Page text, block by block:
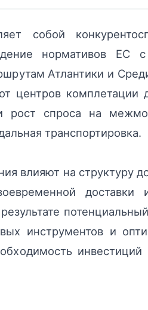
собой
нормативов ЕС с
Атлантики и
центров
рост спроса на
транспортировка.
влияют на структуру
доставки
инструментов и
инвестиций